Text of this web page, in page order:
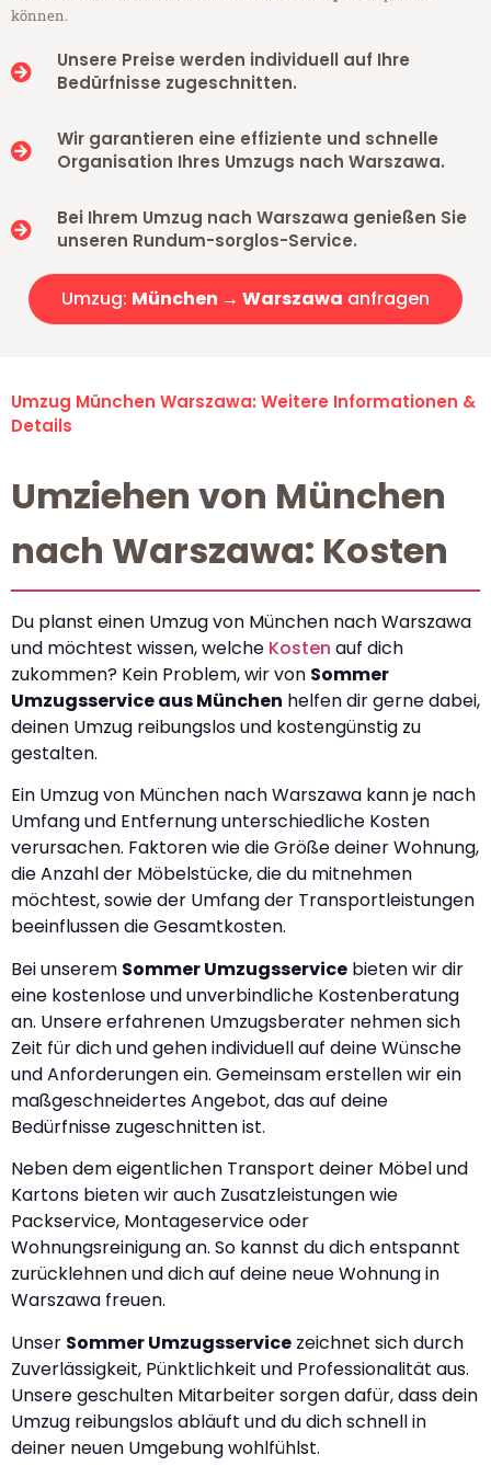
können.
Unsere Preise werden individuell auf Ihre
Bedürfnisse zugeschnitten.
Wir garantieren eine effiziente und schnelle
Organisation Ihres Umzugs nach Warszawa.
Bei Ihrem Umzug nach Warszawa genießen Sie
unseren Rundum-sorglos-Service.
Umzug: München → Warszawa anfragen
Umzug München Warszawa: Weitere Informationen &
Details
Umziehen von München
nach Warszawa: Kosten
Du planst einen Umzug von München nach Warszawa
und möchtest wissen, welche Kosten auf dich
zukommen? Kein Problem, wir von Sommer
Umzugsservice aus München helfen dir gerne dabei,
deinen Umzug reibungslos und kostengünstig zu
gestalten.
Ein Umzug von München nach Warszawa kann je nach
Umfang und Entfernung unterschiedliche Kosten
verursachen. Faktoren wie die Größe deiner Wohnung,
die Anzahl der Möbelstücke, die du mitnehmen
möchtest, sowie der Umfang der Transportleistungen
beeinflussen die Gesamtkosten.
Bei unserem Sommer Umzugsservice bieten wir dir
eine kostenlose und unverbindliche Kostenberatung
an. Unsere erfahrenen Umzugsberater nehmen sich
Zeit für dich und gehen individuell auf deine Wünsche
und Anforderungen ein. Gemeinsam erstellen wir ein
maßgeschneidertes Angebot, das auf deine
Bedürfnisse zugeschnitten ist.
Neben dem eigentlichen Transport deiner Möbel und
Kartons bieten wir auch Zusatzleistungen wie
Packservice, Montageservice oder
Wohnungsreinigung an. So kannst du dich entspannt
zurücklehnen und dich auf deine neue Wohnung in
Warszawa freuen.
Unser Sommer Umzugsservice zeichnet sich durch
Zuverlässigkeit, Pünktlichkeit und Professionalität aus.
Unsere geschulten Mitarbeiter sorgen dafür, dass dein
Umzug reibungslos abläuft und du dich schnell in
deiner neuen Umgebung wohlfühlst.